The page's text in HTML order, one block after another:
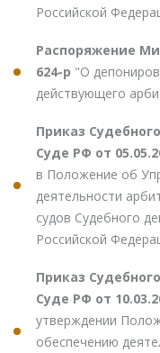
Российской
Распоряжение
624-р "О
действующего
Приказ
Суде РФ от
в Положение об
деятельности
судов Судебного
Российской
Приказ
Суде РФ от
утверждении
обеспечению